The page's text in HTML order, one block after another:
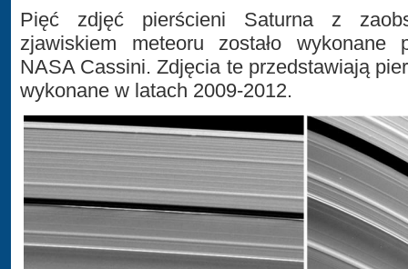
Pięć zdjęć pierścieni Saturna z
zjawiskiem meteoru zostało wykonane
NASA Cassini. Zdjęcia te przedstawiają
wykonane w latach 2009-2012.